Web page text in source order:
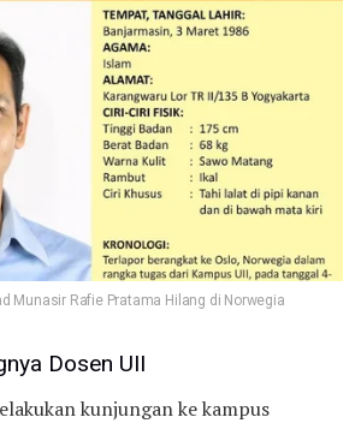
Munasir Rafie Pratama Hilang di Norwegia
Dosen UII
kunjungan ke kampus